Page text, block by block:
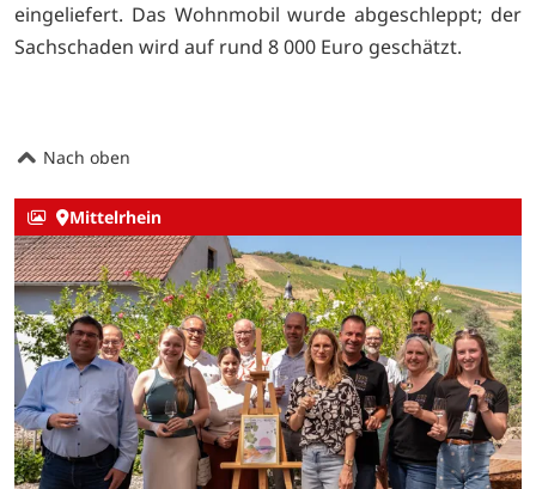
eingeliefert. Das Wohnmobil wurde abgeschleppt; der
Sachschaden wird auf rund 8 000 Euro geschätzt.
Nach oben
Mittelrhein